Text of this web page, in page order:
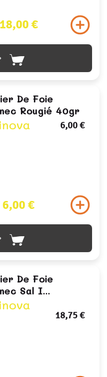
18,00 €
De Foie
Rougié 40gr
6,00 €
6,00 €
De Foie
Sal I...
18,75 €